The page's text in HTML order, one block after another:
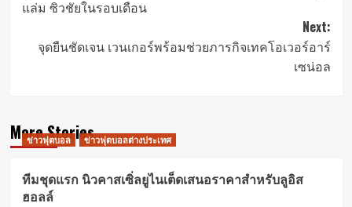
แล่ม ซิวชัยในรอบเดือน
Next:
จุดยืนชัดเจน เวนเกอร์พร้อมช่วยภารกิจเทคโอเวอร์อาร์
เซน่อล
More Stories
ข่าวฟุตบอล ข่าวฟุตบอลต่างประเทศ
ทีมชุดแรก นิวคาสเซิ่ลยูไนเต็ดเสนอราคาสำหรับลูอิส
ฮอลล์